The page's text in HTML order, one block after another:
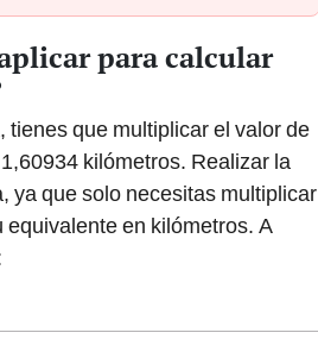
para calcular
que multiplicar el valor de
kilómetros. Realizar la
ya que solo necesitas multiplicar
en kilómetros. A